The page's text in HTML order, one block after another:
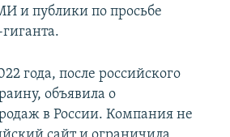
и публики по просьбе
года, после российского
объявила о
в России. Компания не